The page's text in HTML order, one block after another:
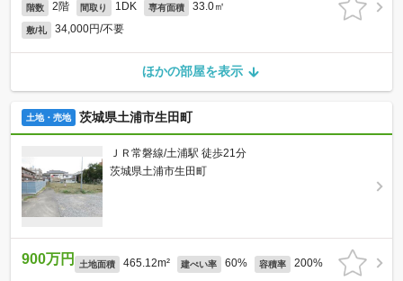
階数 2階 間取り 1DK 専有面積 33.0㎡
敷/礼 34,000円/不要
ほかの部屋を表示
土地・売地 茨城県土浦市生田町
ＪＲ常磐線/土浦駅 徒歩21分
茨城県土浦市生田町
900万円 土地面積 465.12m² 建ぺい率 60% 容積率 200%